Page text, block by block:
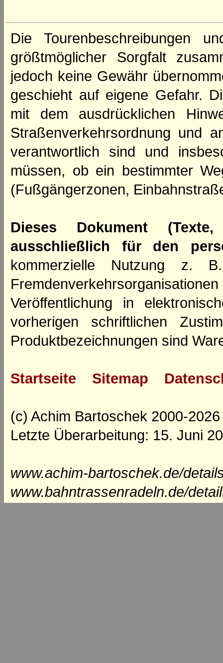
Die Tourenbeschreibungen
größtmöglicher Sorgfalt
jedoch keine Gewähr
geschieht auf eigene Gefahr.
mit dem ausdrücklichen
Straßenverkehrsordnung und
verantwortlich sind und
müssen, ob ein bestimmter
(Fußgängerzonen,
Dieses Dokument
ausschließlich für den
kommerzielle Nutzung z.
Veröffentlichung in
vorherigen schriftlichen
Produktbezeichnungen sind
Startseite Sitemap
(c) Achim Bartoschek 2000-2026
Letzte Überarbeitung: 15. Juni
www.achim-bartoschek.de/
www.bahntrassenradeln.de/